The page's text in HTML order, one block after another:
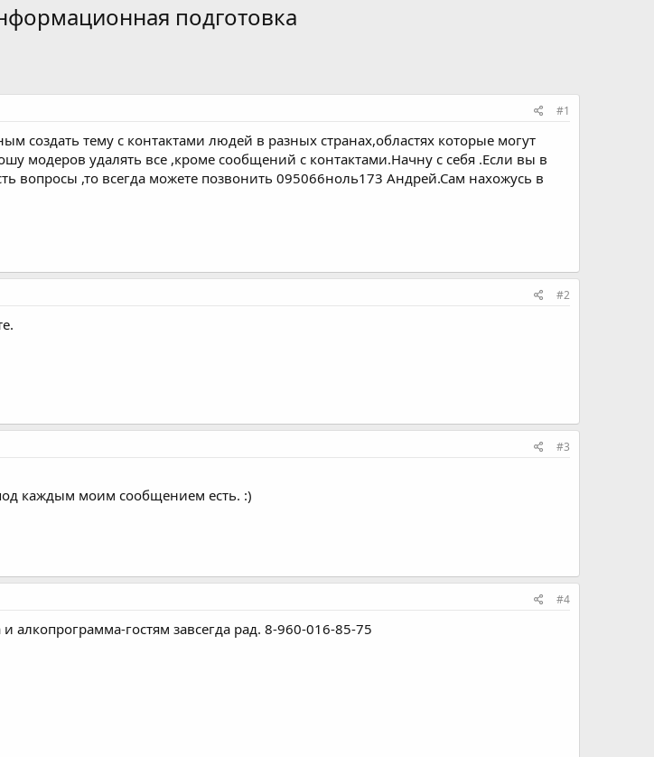
подготовка
#1
создать тему с контактами людей в разных странах,областях которые могут
модеров удалять все ,кроме сообщений с контактами.Начну с себя .Если вы в
вопросы ,то всегда можете позвонить 095066ноль173 Андрей.Сам нахожусь в
#2
#3
каждым моим сообщением есть. :)
#4
алкопрограмма-гостям завсегда рад. 8-960-016-85-75